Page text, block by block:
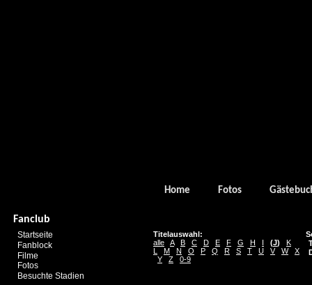
Home Fotos
Fanclub
Startseite
Fanblock
Filme
Fotos
Besuchte Stadien
Titelauswahl:
alle
A B C D E F G H I (J)
K
L
M N O P Q R S T U V W
X
Y
Z 0-9